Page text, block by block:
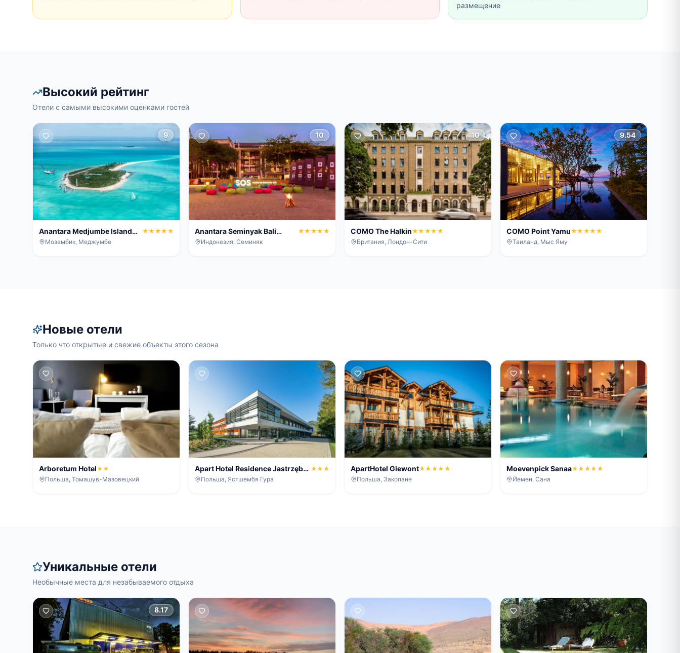
размещение
Высокий рейтинг
Отели с самыми высокими оценками гостей
9
Anantara Medjumbe Island
Resort
★★★★★
Мозамбик, Меджумбе
10
Anantara Seminyak Bali
Resort
★★★★★
Индонезия, Семиняк
10
COMO The Halkin★★★★★
Британия, Лондон-Сити
9.54
COMO Point Yamu★★★★★
Таиланд, Мыс Яму
Новые отели
Только что открытые и свежие объекты этого сезона
Arboretum Hotel★★
Польша, Томашув-Мазовецкий
Apart Hotel Residence Jastrzębia
Góra
★★★
Польша, Ястшембя Гура
ApartHotel Giewont★★★★★
Польша, Закопане
Moevenpick Sanaa★★★★★
Йемен, Сана
Уникальные отели
Необычные места для незабываемого отдыха
8.17